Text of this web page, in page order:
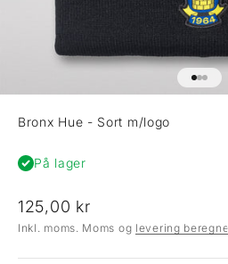
Gå til
Gå til
Gå
Bronx Hue - Sort m/logo
På lager
Salgspris
125,00 kr
Inkl. moms. Moms og levering